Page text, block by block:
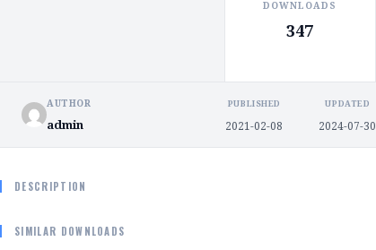
DOWNLOADS
347
AUTHOR
admin
PUBLISHED
2021-02-08
UPDATED
2024-07-30
DESCRIPTION
SIMILAR DOWNLOADS